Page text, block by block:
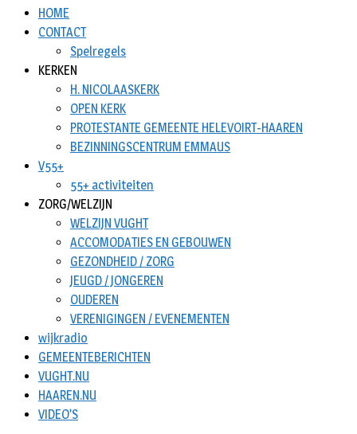
HOME
CONTACT
Spelregels
KERKEN
H. NICOLAASKERK
OPEN KERK
PROTESTANTE GEMEENTE HELEVOIRT-HAAREN
BEZINNINGSCENTRUM EMMAUS
V55+
55+ activiteiten
ZORG/WELZIJN
WELZIJN VUGHT
ACCOMODATIES EN GEBOUWEN
GEZONDHEID / ZORG
JEUGD / JONGEREN
OUDEREN
VERENIGINGEN / EVENEMENTEN
wijkradio
GEMEENTEBERICHTEN
VUGHT.NU
HAAREN.NU
VIDEO’S